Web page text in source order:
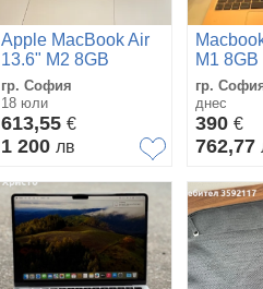
Apple MacBook Air
13.6" M2 8GB
256GB/Macbook Air
A2681
гр. София
18 юли
613,55 €
1 200 лв
M1 8GB
гр.
днес
390 €
762,77